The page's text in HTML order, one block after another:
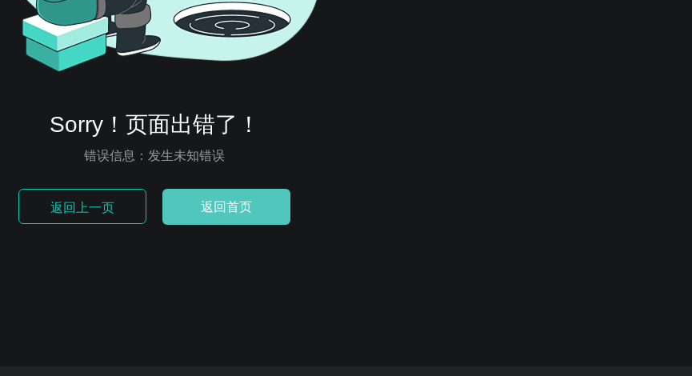
Sorry！页面出错了！
错误信息：发生未知错误
返回上一页 返回首页